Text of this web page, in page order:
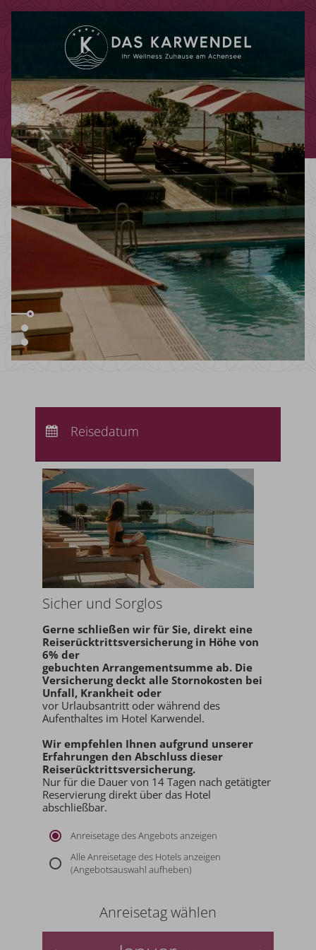
Abreise:keine Auswahl
Reisedatum
Sicher und Sorglos
Gerne schließen wir für Sie, direkt eine
Reiserücktrittsversicherung in Höhe von
6% der
gebuchten Arrangementsumme ab. Die
Versicherung deckt alle Stornokosten bei
Unfall, Krankheit oder
vor Urlaubsantritt oder während des
Aufenthaltes im Hotel Karwendel.
Wir empfehlen Ihnen aufgrund unserer
Erfahrungen den Abschluss dieser
Reiserücktrittsversicherung.
Nur für die Dauer von 14 Tagen nach getätigter
Reservierung direkt über das Hotel
abschließbar.
Anreisetage des Angebots anzeigen
Alle Anreisetage des Hotels anzeigen
(Angebotsauswahl aufheben)
Anreisetag wählen
Codes einlösen
Hier können Sie Ihre Aktionscodes
oder Gutscheine einlösen.
Aktuell akzeptieren wir folgende
Codes:
Bonuscode
Gutscheine